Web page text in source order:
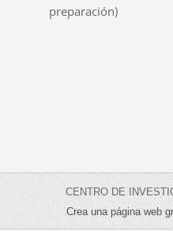
preparación)
CENTRO DE
Crea una página web